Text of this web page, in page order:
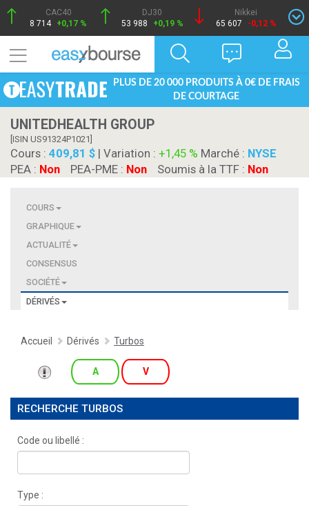
CAC40
8 714 +0,17 %
DJ30
53 988
+0,19 %
Nikkei
65 607
-0,12 %
PLUS DE 20 000 PRODUITS À 0€ DE FRAIS
DE COURTAGE
UNITEDHEALTH GROUP
[ISIN US91324P1021]
Cours : 409,81 $ | Variation : +1,45 % Marché : NYSE
PEA : Non PEA-PME : Non Soumis à la TTF : Non
COURS
GRAPHIQUE
ACTUALITÉ
CONSENSUS
SOCIÉTÉ
DÉRIVÉS
Accueil Dérivés Turbos
A V
RECHERCHE TURBOS
Code ou libellé :
Type :